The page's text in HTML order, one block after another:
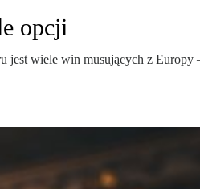
opcji
jest wiele win musujących z Europy